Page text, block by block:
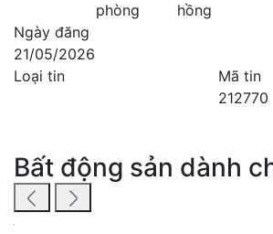
phòng
hồng
Ngày đăng
21/05/2026
Loại tin
Mã tin
212770
Bất động sản dành